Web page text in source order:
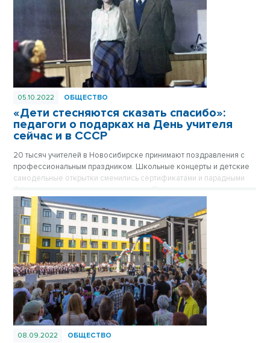
05.10.2022 ОБЩЕСТВО
«Дети стесняются сказать спасибо»:
педагоги о подарках на День учителя
сейчас и в СССР
20 тысяч учителей в Новосибирске принимают поздравления с
профессиональным праздником. Школьные концерты и детские
самодельные открытки сменились сертификатами и парадными
букетами от родительского комитета. Каким подаркам рады сами
учителя, выяснил VN.ru.
08.09.2022 ОБЩЕСТВО